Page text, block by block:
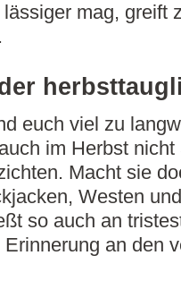
lässiger mag, greift
euch viel zu
im Herbst nicht
Macht sie
Westen
so auch an
an den